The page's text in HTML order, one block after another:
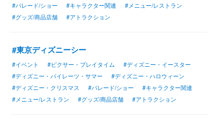
#パレード/ショー
#キャラクター関連
#メニュー/レストラン
#グッズ/商品店舗
#アトラクション
#東京ディズニーシー
#イベント #ピクサー・プレイタイム
#ディズニー・イースター
#ディズニー・パイレーツ・サマー
#ディズニー・ハロウィーン
#ディズニー・クリスマス
#パレード/ショー
#キャラクター関連
#メニュー/レストラン
#グッズ/商品店舗 #アトラクション